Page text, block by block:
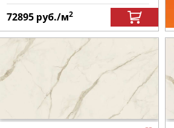
72895 руб./м2